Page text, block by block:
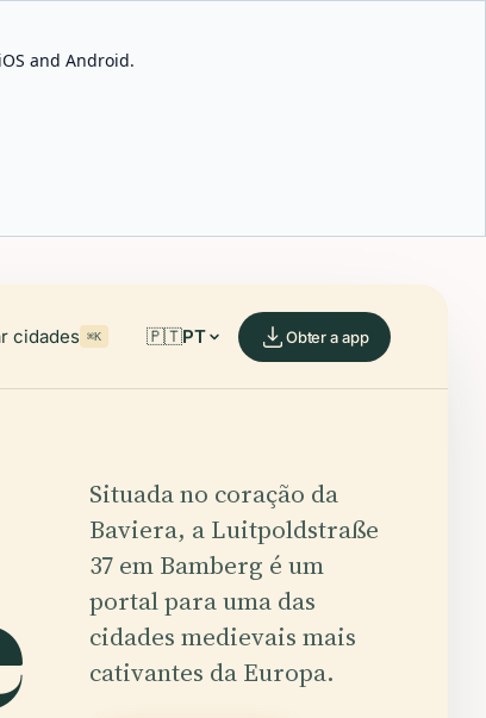
and Android.
cidades ⌘K 🇵🇹PT Obter a app
Situada no coração da
Baviera, a Luitpoldstraße
37 em Bamberg é um
portal para uma das
cidades medievais mais
cativantes da Europa.